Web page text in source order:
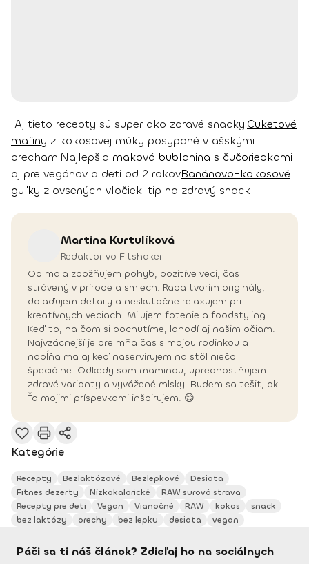
Aj tieto recepty sú super ako zdravé snacky:Cuketové
mafiny z kokosovej múky posypané vlašskými
orechamiNajlepšia maková bublanina s čučoriedkami
aj pre vegánov a deti od 2 rokovBanánovo-kokosové
guľky z ovsených vločiek: tip na zdravý snack
Martina Kurtulíková
Redaktor vo Fitshaker
Od mala zbožňujem pohyb, pozitíve veci, čas
strávený v prírode a smiech. Rada tvorím originály,
dolaďujem detaily a neskutočne relaxujem pri
kreatívnych veciach. Milujem fotenie a foodstyling.
Keď to, na čom si pochutíme, lahodí aj našim očiam.
Najvzácnejší je pre mňa čas s mojou rodinkou a
napĺňa ma aj keď naservírujem na stôl niečo
špeciálne. Odkedy som maminou, uprednostňujem
zdravé varianty a vyvážené mlsky. Budem sa tešiť, ak
Ťa mojimi príspevkami inšpirujem. 😊
Kategórie
Recepty Bezlaktózové Bezlepkové
Desiata
Fitnes dezerty
Nízkokalorické
RAW surová strava
Recepty pre deti
Vegan Vianočné RAW kokos
snack
bez laktózy
orechy bez lepku desiata vegan
Páči sa ti náš článok? Zdieľaj ho na sociálnych